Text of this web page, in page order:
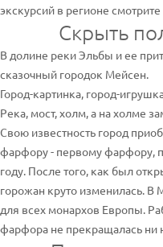
экскурсий в регионе смотрите
Скрыть
В долине реки Эльбы и ее
сказочный городок Мейсен.
Город-картинка, город-
Река, мост, холм, а на холме
Свою известность город
фарфору - первому фарфору,
году. После того, как был
горожан круто изменилась. В
для всех монархов Европы.
фарфора не прекращалась ни